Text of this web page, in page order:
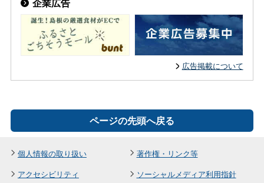
企業広告
広告掲載について
ページの先頭へ戻る
個人情報の取り扱い
著作権・リンク等
アクセシビリティ
ソーシャルメディア利用指針